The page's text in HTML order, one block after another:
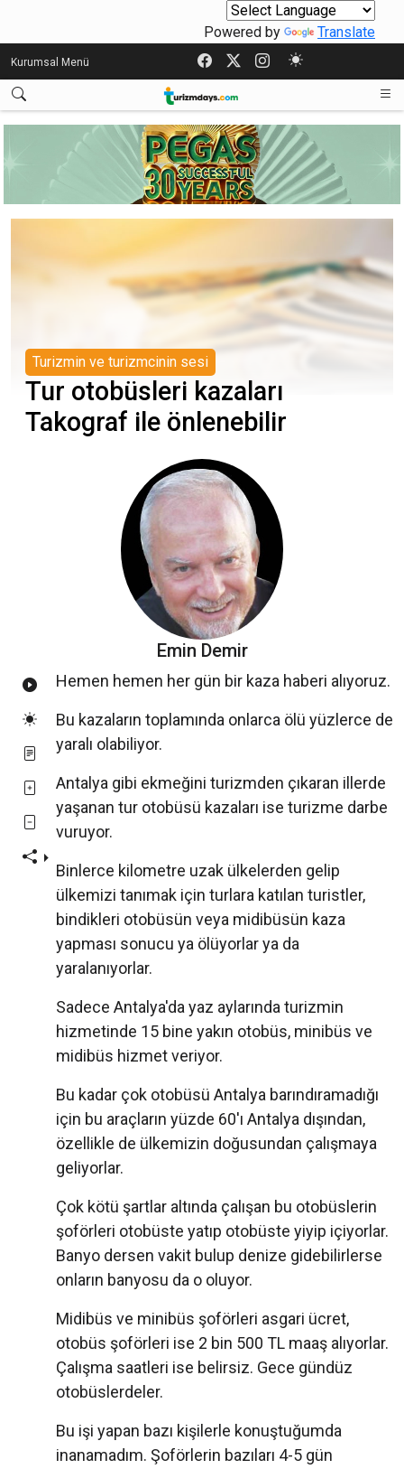
Powered by Translate
Kurumsal Menü
Turizmin ve turizmcinin sesi
Tur otobüsleri kazaları
Takograf ile önlenebilir
Emin Demir
Hemen hemen her gün bir kaza haberi alıyoruz.
Bu kazaların toplamında onlarca ölü yüzlerce de
yaralı olabiliyor.
Antalya gibi ekmeğini turizmden çıkaran illerde
yaşanan tur otobüsü kazaları ise turizme darbe
vuruyor.
Binlerce kilometre uzak ülkelerden gelip
ülkemizi tanımak için turlara katılan turistler,
bindikleri otobüsün veya midibüsün kaza
yapması sonucu ya ölüyorlar ya da
yaralanıyorlar.
Sadece Antalya'da yaz aylarında turizmin
hizmetinde 15 bine yakın otobüs, minibüs ve
midibüs hizmet veriyor.
Bu kadar çok otobüsü Antalya barındıramadığı
için bu araçların yüzde 60'ı Antalya dışından,
özellikle de ülkemizin doğusundan çalışmaya
geliyorlar.
Çok kötü şartlar altında çalışan bu otobüslerin
şoförleri otobüste yatıp otobüste yiyip içiyorlar.
Banyo dersen vakit bulup denize gidebilirlerse
onların banyosu da o oluyor.
Midibüs ve minibüs şoförleri asgari ücret,
otobüs şoförleri ise 2 bin 500 TL maaş alıyorlar.
Çalışma saatleri ise belirsiz. Gece gündüz
otobüslerdeler.
Bu işi yapan bazı kişilerle konuştuğumda
inanamadım. Şoförlerin bazıları 4-5 gün